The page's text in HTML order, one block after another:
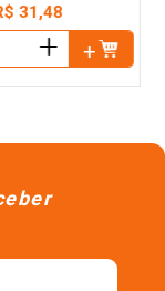
31,48
＋